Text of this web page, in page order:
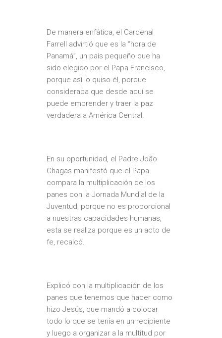
De manera enfática, el Cardenal
Farrell advirtió que es la “hora de
Panamá”, un país pequeño que ha
sido elegido por el Papa Francisco,
porque así lo quiso él, porque
consideraba que desde aquí se
puede emprender y traer la paz
verdadera a América Central.
En su oportunidad, el Padre João
Chagas manifestó que el Papa
compara la multiplicación de los
panes con la Jornada Mundial de la
Juventud, porque no es proporcional
a nuestras capacidades humanas,
esta se realiza porque es un acto de
fe, recalcó.
Explicó con la multiplicación de los
panes que tenemos que hacer como
hizo Jesús, que mandó a colocar
todo lo que se tenía en un recipiente
y luego a organizar a la multitud por